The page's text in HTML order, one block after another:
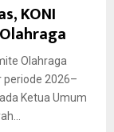
KONI
Olahraga
periode 2026–
Ketua Umum